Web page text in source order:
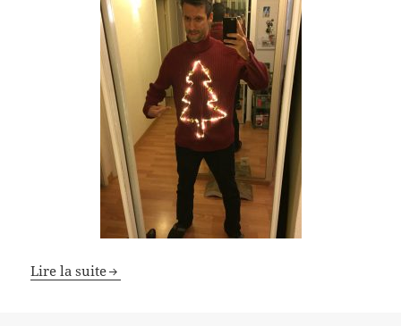
Lire la suite